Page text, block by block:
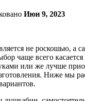
Июн 9, 2023
не роскошью, а
чаще всего касается
или же лучше
Ниже мы